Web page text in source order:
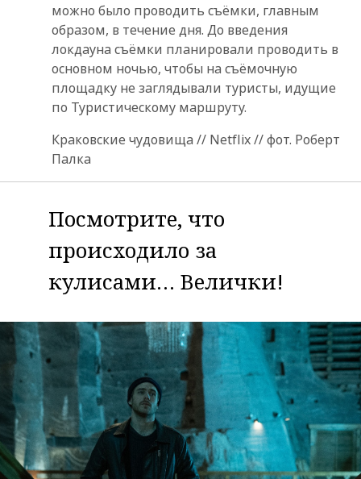
можно было проводить съёмки, главным
образом, в течение дня. До введения
локдауна съёмки планировали проводить в
основном ночью, чтобы на съёмочную
площадку не заглядывали туристы, идущие
по Туристическому маршруту.
Краковские чудовища // Netflix // фот. Роберт
Палка
Посмотрите, что
происходило за
кулисами… Велички!
ОК